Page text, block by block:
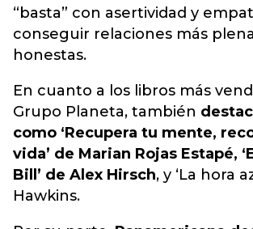
“basta” con asertividad y
conseguir relaciones más
honestas.
En cuanto a los libros más
Grupo Planeta, también
como ‘Recupera tu mente,
vida’ de Marian Rojas Estapé,
Bill’ de Alex Hirsch, y ‘La hora
Hawkins.